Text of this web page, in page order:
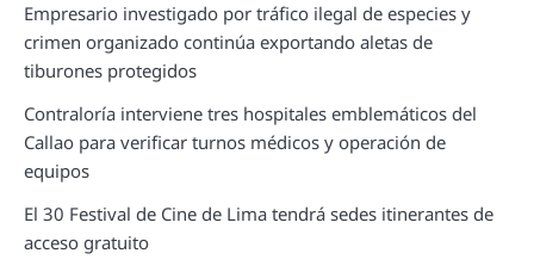
Empresario investigado por tráfico ilegal de especies y
crimen organizado continúa exportando aletas de
tiburones protegidos
Contraloría interviene tres hospitales emblemáticos del
Callao para verificar turnos médicos y operación de
equipos
El 30 Festival de Cine de Lima tendrá sedes itinerantes de
acceso gratuito